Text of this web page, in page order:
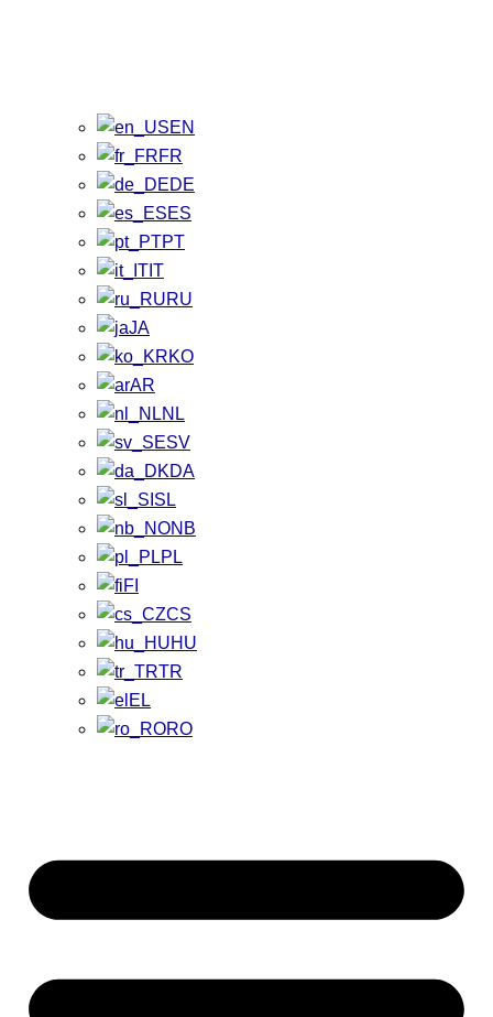
EN
FR
DE
ES
PT
IT
RU
JA
KO
AR
NL
SV
DA
SL
NB
PL
FI
CS
HU
TR
EL
RO